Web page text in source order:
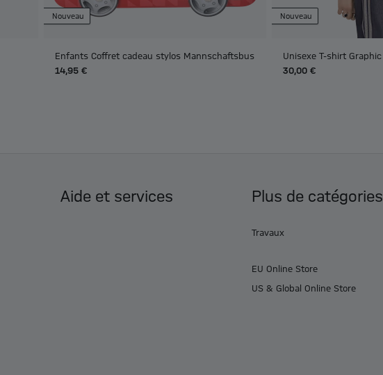
Nouveau
Enfants Coffret cadeau stylos Mannschaftsbus
14,95 €
Nouveau
Unisexe T-shirt Graphic
30,00 €
Aide et services Plus de catégories
Travaux
EU Online Store
US & Global Online Store